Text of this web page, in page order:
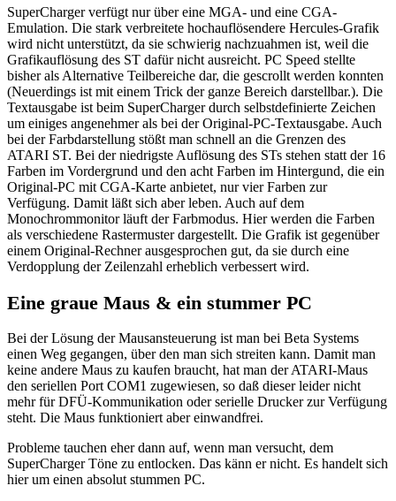
SuperCharger verfügt nur über eine MGA- und eine CGA-
Emulation. Die stark verbreitete hochauflösendere Hercules-Grafik
wird nicht unterstützt, da sie schwierig nachzuahmen ist, weil die
Grafikauflösung des ST dafür nicht ausreicht. PC Speed stellte
bisher als Alternative Teilbereiche dar, die gescrollt werden konnten
(Neuerdings ist mit einem Trick der ganze Bereich darstellbar.). Die
Textausgabe ist beim SuperCharger durch selbstdefinierte Zeichen
um einiges angenehmer als bei der Original-PC-Textausgabe. Auch
bei der Farbdarstellung stößt man schnell an die Grenzen des
ATARI ST. Bei der niedrigste Auflösung des STs stehen statt der 16
Farben im Vordergrund und den acht Farben im Hintergund, die ein
Original-PC mit CGA-Karte anbietet, nur vier Farben zur
Verfügung. Damit läßt sich aber leben. Auch auf dem
Monochrommonitor läuft der Farbmodus. Hier werden die Farben
als verschiedene Rastermuster dargestellt. Die Grafik ist gegenüber
einem Original-Rechner ausgesprochen gut, da sie durch eine
Verdopplung der Zeilenzahl erheblich verbessert wird.
Eine graue Maus & ein stummer PC
Bei der Lösung der Mausansteuerung ist man bei Beta Systems
einen Weg gegangen, über den man sich streiten kann. Damit man
keine andere Maus zu kaufen braucht, hat man der ATARI-Maus
den seriellen Port COM1 zugewiesen, so daß dieser leider nicht
mehr für DFÜ-Kommunikation oder serielle Drucker zur Verfügung
steht. Die Maus funktioniert aber einwandfrei.
Probleme tauchen eher dann auf, wenn man versucht, dem
SuperCharger Töne zu entlocken. Das känn er nicht. Es handelt sich
hier um einen absolut stummen PC.